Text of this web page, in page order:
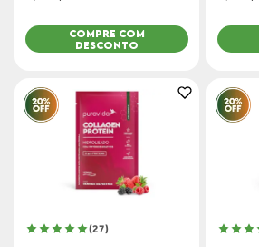
COMPRE COM
DESCONTO
(27)